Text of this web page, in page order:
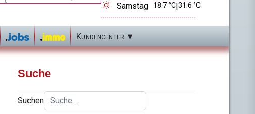
Samstag 18.7 °C|31.6 °C
Kundencenter
Suche
Suchen